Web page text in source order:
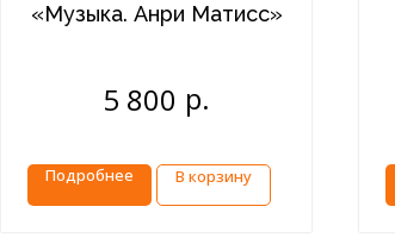
«Музыка. Анри Матисс»
5 800 р.
Подробнее В корзину